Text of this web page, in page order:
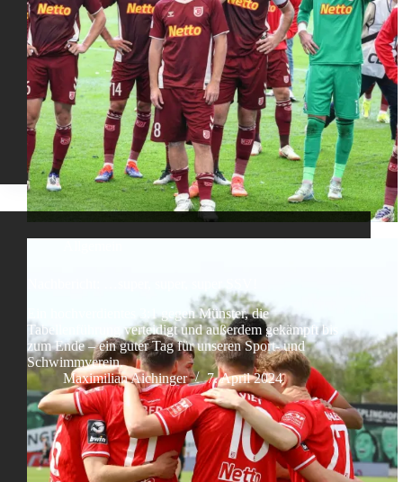
Ein hochverdientes 3:1 gegen Münster, die
Tabellenführung verteidigt und außerdem gekämpft bis
zum Ende – ein guter Tag für unseren Sport- und
Schwimmverein.
Maximilian Aichinger
7. April 2024